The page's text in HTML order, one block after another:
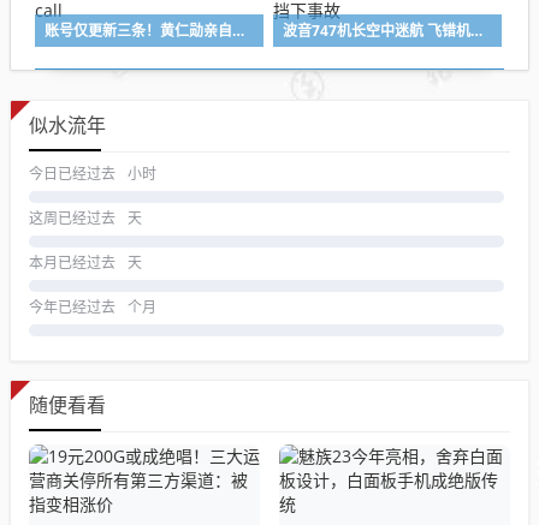
账号仅更新三条！黄仁勋亲自站台：为自家自动驾驶打call 波音747机长空中迷航 飞错机场！空管强制引导飞机备降 挡下事故
似水流年
今日已经过去 小时
这周已经过去 天
本月已经过去 天
今年已经过去 个月
随便看看